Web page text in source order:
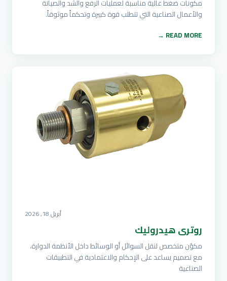
مكونات ضغط عالية مناسبة لعمليات الرفع والشد والصيانة
والأعمال الصناعية التي تتطلب قوة كبيرة وتحكماً موثوقاً.
READ MORE →
أبريل 18, 2026
روتري هيدروليك
مكوّن متخصص لنقل السوائل أو الوسائط داخل الأنظمة الدوارة،
مع تصميم يساعد على الإحكام والاعتمادية في التطبيقات
الصناعية